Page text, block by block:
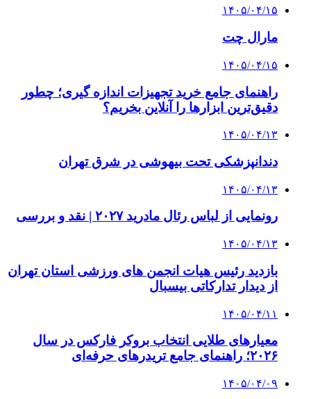
۱۴۰۵/۰۴/۱۵
مارال چت
۱۴۰۵/۰۴/۱۵
راهنمای جامع خرید تجهیزات اندازه گیری؛ چطور
دقیق‌ترین ابزارها را آنلاین بخریم؟
۱۴۰۵/۰۴/۱۳
دندانپزشکی تحت بیهوشی در شرق تهران
۱۴۰۵/۰۴/۱۳
رونمایی از لباس رئال مادرید ۲۰۲۷ | نقد و بررسی
۱۴۰۵/۰۴/۱۳
بازدید رئیس هیات انجمن های ورزشی استان تهران
از دیدار تدارکاتی بیسبال
۱۴۰۵/۰۴/۱۱
معیارهای طلایی انتخاب بروکر فارکس در سال
۲۰۲۶؛ راهنمای جامع تریدرهای حرفه‌ای
۱۴۰۵/۰۴/۰۹